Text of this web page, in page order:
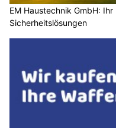
EM Haustechnik GmbH:
Sicherheitslösungen